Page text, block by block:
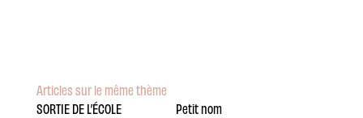
Articles sur le même thème
SORTIE DE L’ÉCOLE
Petit nom